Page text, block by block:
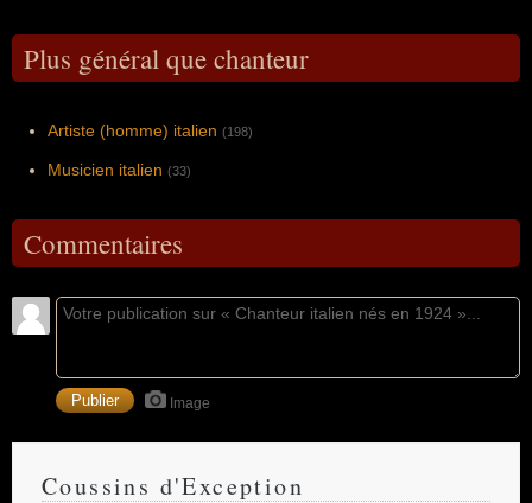
Plus général que chanteur
Artiste (homme) italien (198)
Musicien italien (33)
Commentaires
Image
Coussins d'Exception